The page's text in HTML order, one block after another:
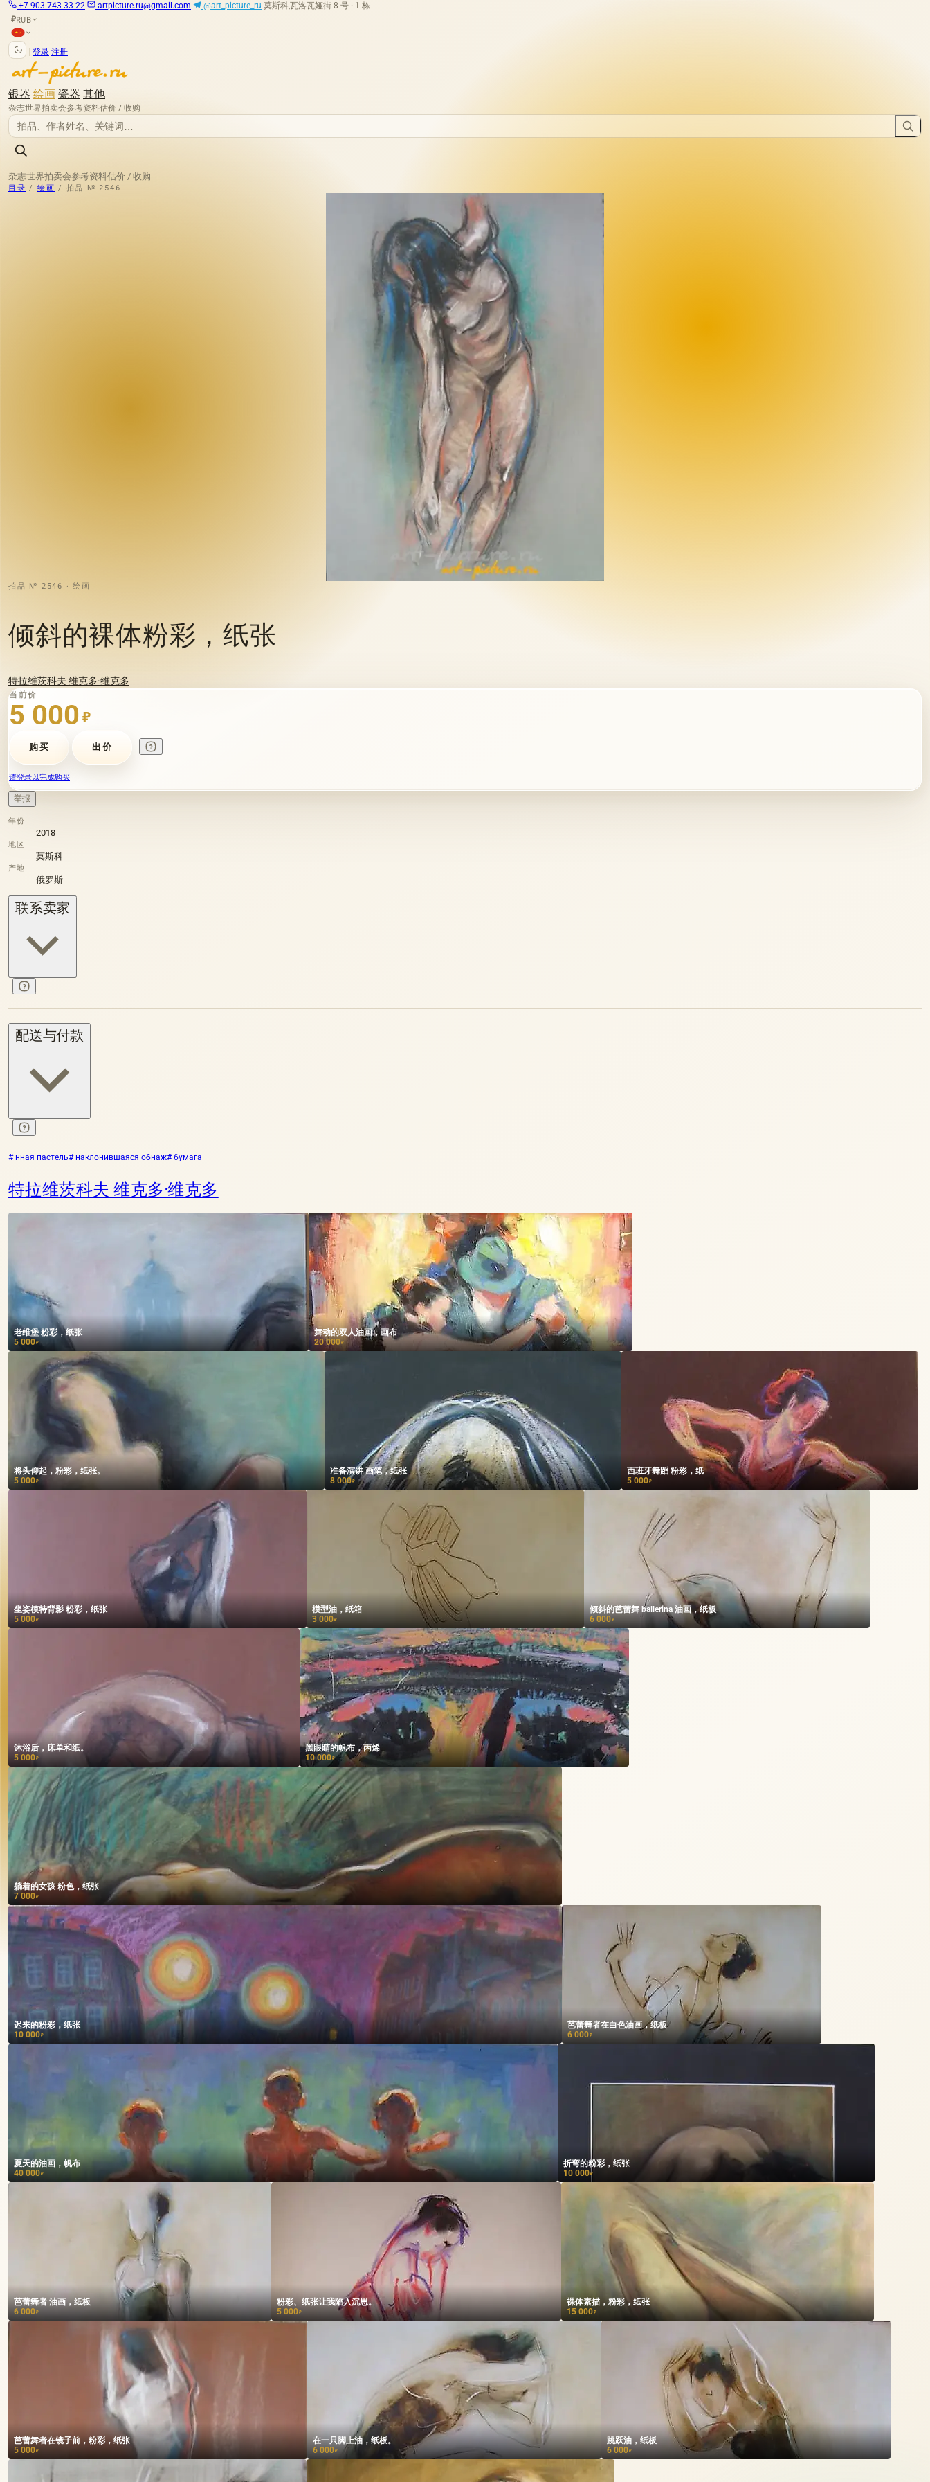
+7 903 743 33 22 artpicture.ru@gmail.com @art_picture_ru 莫斯科,瓦洛瓦娅街 8 号 · 1 栋
₽RUB
登录 注册
银器 绘画 瓷器 其他
杂志世界拍卖会参考资料估价 / 收购
杂志世界拍卖会参考资料估价 / 收购
目录 / 绘画 / 拍品 № 2546
拍品 № 2546 · 绘画
倾斜的裸体粉彩，纸张
特拉维茨科夫 维克多·维克多
当前价
5 000 ₽
购买 出价
请登录以完成购买
举报
年份
2018
地区
莫斯科
产地
俄罗斯
联系卖家
配送与付款
# нная пастель# наклонившаяся обнаж# бумага
特拉维茨科夫 维克多·维克多
老维堡 粉彩，纸张
5 000₽
舞动的双人油画，画布
20 000₽
将头仰起，粉彩，纸张。
5 000₽
准备演讲 画笔，纸张
8 000₽
西班牙舞蹈 粉彩，纸
5 000₽
坐姿模特背影 粉彩，纸张
5 000₽
模型油，纸箱
3 000₽
倾斜的芭蕾舞 ballerina 油画，纸板
6 000₽
沐浴后，床单和纸。
5 000₽
黑眼睛的帆布，丙烯
10 000₽
躺着的女孩 粉色，纸张
7 000₽
迟来的粉彩，纸张
10 000₽
芭蕾舞者在白色油画，纸板
6 000₽
夏天的油画，帆布
40 000₽
折弯的粉彩，纸张
10 000₽
芭蕾舞者 油画，纸板
6 000₽
粉彩、纸张让我陷入沉思。
5 000₽
裸体素描，粉彩，纸张
15 000₽
芭蕾舞者在镜子前，粉彩，纸张
5 000₽
在一只脚上油，纸板。
6 000₽
跳跃油，纸板
6 000₽